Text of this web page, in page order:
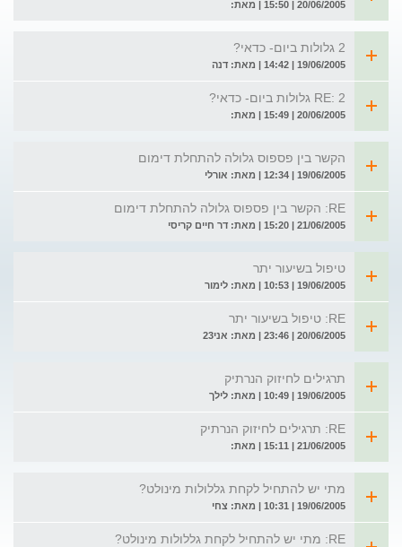
20/06/2005 | 15:50 | מאת:
2 גלולות ביום- כדאי?
19/06/2005 | 14:42 | מאת: דנה
RE: 2 גלולות ביום- כדאי?
20/06/2005 | 15:49 | מאת:
הקשר בין פספוס גלולה להתחלת דימום
19/06/2005 | 12:34 | מאת: אורלי
RE: הקשר בין פספוס גלולה להתחלת דימום
21/06/2005 | 15:20 | מאת: דר חיים קריסי
טיפול בשיעור יתר
19/06/2005 | 10:53 | מאת: לימור
RE: טיפול בשיעור יתר
20/06/2005 | 23:46 | מאת: אני23
תרגילים לחיזוק הנרתיק
19/06/2005 | 10:49 | מאת: לילך
RE: תרגילים לחיזוק הנרתיק
21/06/2005 | 15:11 | מאת:
מתי יש להתחיל לקחת גללולות מינולט?
19/06/2005 | 10:31 | מאת: צחי
RE: מתי יש להתחיל לקחת גללולות מינולט?